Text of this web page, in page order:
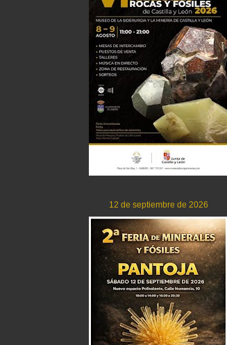
12 de septiembre de 2026